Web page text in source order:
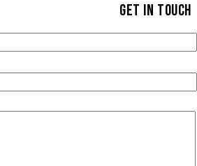
GET IN TOUCH